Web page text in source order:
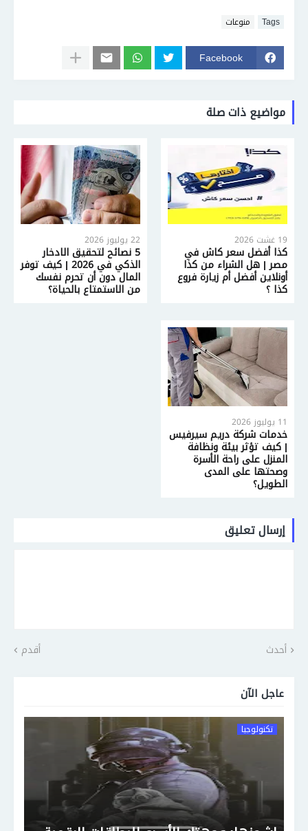
Tags منوعات
Facebook
مواضيع ذات صلة
19 غشت 2026
كذا أفضل سعر كاش في
مصر | هل الشراء من كذا
أونلاين أفضل أم زيارة فروع
كذا ؟
22 يوليوز 2026
5 نصائح لتحقيق الادخار
الذكي في 2026 | كيف توفر
المال دون أن تحرم نفسك
من الاستمتاع بالحياة؟
11 يوليوز 2026
خدمات شركة دريم سيرفيس
| كيف تؤثر بيئة ونظافة
المنزل على راحة الأسرة
وصحتها على المدى
الطويل؟
إرسال تعليق
أحدث أقدم
عاجل الآن
تكنولوجيا